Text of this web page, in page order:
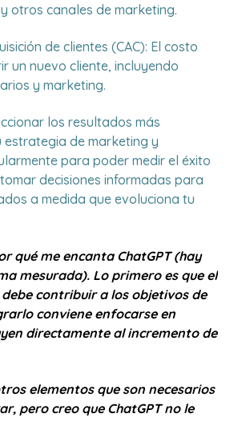
otros canales de marketing.
de clientes (CAC): El costo
un nuevo cliente, incluyendo
y marketing.
los resultados más
de marketing y
para poder medir el éxito
decisiones informadas para
a medida que evoluciona tu
qué me encanta ChatGPT (hay
mesurada). Lo primero es que el
contribuir a los objetivos de
conviene enfocarse en
directamente al incremento de
elementos que son necesarios
pero creo que ChatGPT no le